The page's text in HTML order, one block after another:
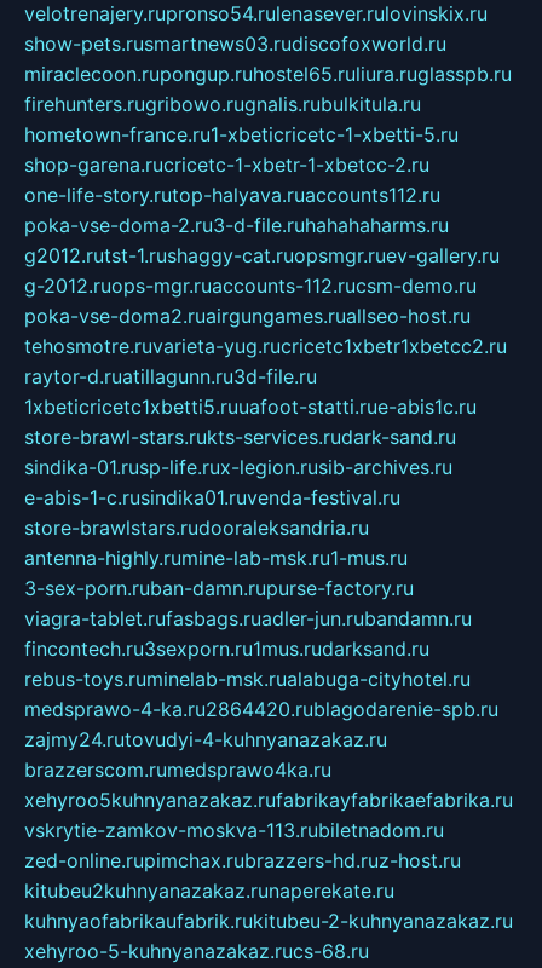
velotrenajery.rupronso54.rulenasever.rulovinskix.ru
show-pets.rusmartnews03.rudiscofoxworld.ru
miraclecoon.rupongup.ruhostel65.ruliura.ruglasspb.ru
firehunters.rugribowo.rugnalis.rubulkitula.ru
hometown-france.ru1-xbeticricetc-1-xbetti-5.ru
shop-garena.rucricetc-1-xbetr-1-xbetcc-2.ru
one-life-story.rutop-halyava.ruaccounts112.ru
poka-vse-doma-2.ru3-d-file.ruhahahaharms.ru
g2012.rutst-1.rushaggy-cat.ruopsmgr.ruev-gallery.ru
g-2012.ruops-mgr.ruaccounts-112.rucsm-demo.ru
poka-vse-doma2.ruairgungames.ruallseo-host.ru
tehosmotre.ruvarieta-yug.rucricetc1xbetr1xbetcc2.ru
raytor-d.ruatillagunn.ru3d-file.ru
1xbeticricetc1xbetti5.ruuafoot-statti.rue-abis1c.ru
store-brawl-stars.rukts-services.rudark-sand.ru
sindika-01.rusp-life.rux-legion.rusib-archives.ru
e-abis-1-c.rusindika01.ruvenda-festival.ru
store-brawlstars.rudooraleksandria.ru
antenna-highly.rumine-lab-msk.ru1-mus.ru
3-sex-porn.ruban-damn.rupurse-factory.ru
viagra-tablet.rufasbags.ruadler-jun.rubandamn.ru
fincontech.ru3sexporn.ru1mus.rudarksand.ru
rebus-toys.ruminelab-msk.rualabuga-cityhotel.ru
medsprawo-4-ka.ru2864420.rublagodarenie-spb.ru
zajmy24.rutovudyi-4-kuhnyanazakaz.ru
brazzerscom.rumedsprawo4ka.ru
xehyroo5kuhnyanazakaz.rufabrikayfabrikaefabrika.ru
vskrytie-zamkov-moskva-113.rubiletnadom.ru
zed-online.rupimchax.rubrazzers-hd.ruz-host.ru
kitubeu2kuhnyanazakaz.runaperekate.ru
kuhnyaofabrikaufabrik.rukitubeu-2-kuhnyanazakaz.ru
xehyroo-5-kuhnyanazakaz.rucs-68.ru